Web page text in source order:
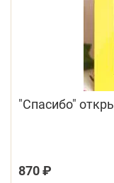
"Спасибо"
870 ₽